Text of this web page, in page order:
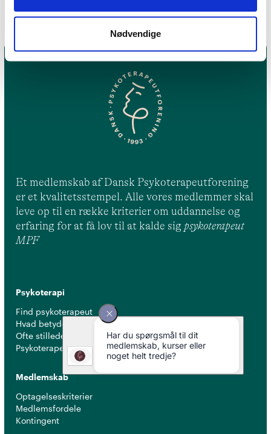
Nødvendige
Et medlemskab af Dansk Psykoterapeutforening
er et kvalitetsstempel. Alle vores medlemmer skal
leve op til en række kriterier om uddannelse og
erfaring for at få lov til at kalde sig psykoterapeut
MPF
Psykoterapi
Find psykoterapeut
Hvad betyder titlen 'psykoterapeut MPF' ?
Ofte stillede spørgsmål
Psykoterapeuter nær dig
Medlemskab
Optagelseskriterier
Medlemsfordele
Kontingent